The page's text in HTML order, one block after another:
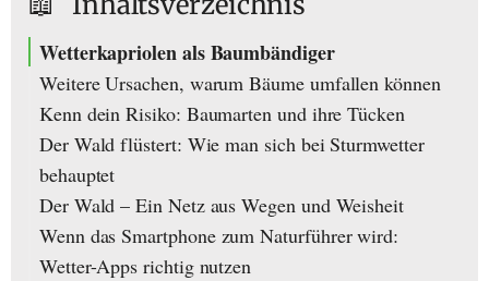
Wetterkapriolen als Baumbändiger
Weitere Ursachen, warum Bäume umfallen können
Kenn dein Risiko: Baumarten und ihre Tücken
Der Wald flüstert: Wie man sich bei Sturmwetter
behauptet
Der Wald – Ein Netz aus Wegen und Weisheit
Wenn das Smartphone zum Naturführer wird:
Wetter-Apps richtig nutzen